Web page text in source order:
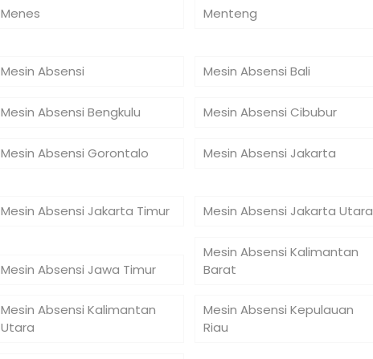
Menes Menteng
Mesin Absensi Mesin Absensi Bali
Mesin Absensi Bengkulu Mesin Absensi Cibubur
Mesin Absensi Gorontalo Mesin Absensi Jakarta
Mesin Absensi Jakarta Timur Mesin Absensi Jakarta Utara
Mesin Absensi Jawa Timur
Mesin Absensi Kalimantan
Barat
Mesin Absensi Kalimantan
Utara
Mesin Absensi Kepulauan
Riau